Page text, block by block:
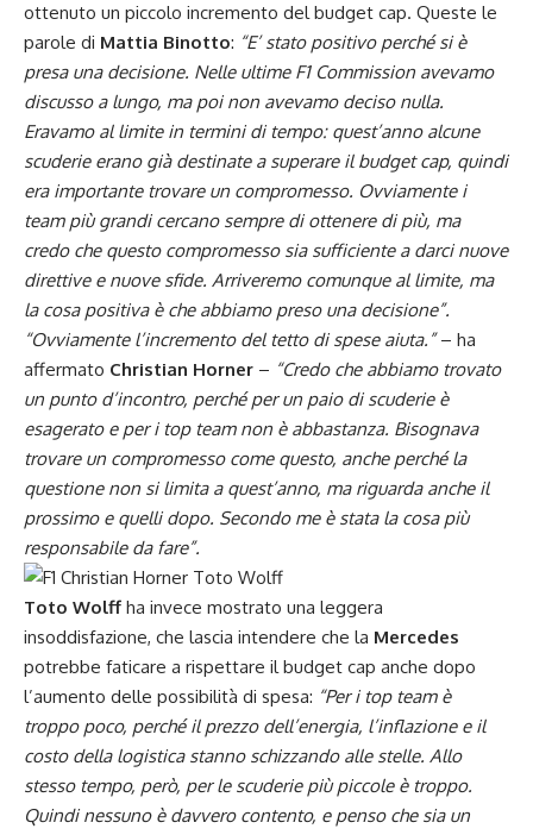
ottenuto un piccolo incremento del budget cap. Queste le
parole di Mattia Binotto: “E’ stato positivo perché si è
presa una decisione. Nelle ultime F1 Commission avevamo
discusso a lungo, ma poi non avevamo deciso nulla.
Eravamo al limite in termini di tempo: quest’anno alcune
scuderie erano già destinate a superare il budget cap, quindi
era importante trovare un compromesso. Ovviamente i
team più grandi cercano sempre di ottenere di più, ma
credo che questo compromesso sia sufficiente a darci nuove
direttive e nuove sfide. Arriveremo comunque al limite, ma
la cosa positiva è che abbiamo preso una decisione”.
“Ovviamente l’incremento del tetto di spese aiuta.”– ha
affermato Christian Horner – “Credo che abbiamo trovato
un punto d’incontro, perché per un paio di scuderie è
esagerato e per i top team non è abbastanza. Bisognava
trovare un compromesso come questo, anche perché la
questione non si limita a quest’anno, ma riguarda anche il
prossimoe quelli dopo. Secondo me è stata la cosa più
responsabile da fare”.
Toto Wolff ha invece mostrato una leggera
insoddisfazione, che lascia intendere che la Mercedes
potrebbe faticare a rispettare il budget cap anche dopo
l’aumento delle possibilità di spesa: “Per i top team è
troppo poco, perché il prezzo dell’energia, l’inflazione e il
costo della logistica stanno schizzando alle stelle. Allo
stesso tempo, però, per le scuderie più piccole è troppo.
Quindi nessuno è davvero contento, e penso che sia un